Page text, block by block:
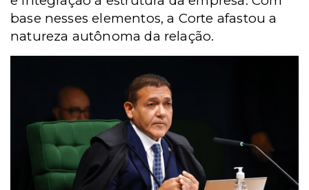
base nesses elementos, a Corte afastou a
natureza autônoma da relação.